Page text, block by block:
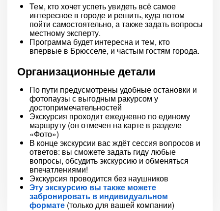
Тем, кто хочет успеть увидеть всё самое
интересное в городе и решить, куда потом
пойти самостоятельно, а также задать вопросы
местному эксперту.
Программа будет интересна и тем, кто
впервые в Брюсселе, и частым гостям города.
Организационные детали
По пути предусмотрены удобные остановки и
фотопаузы с выгодным ракурсом у
достопримечательностей
Экскурсия проходит ежедневно по единому
маршруту (он отмечен на карте в разделе
«Фото»)
В конце экскурсии вас ждёт сессия вопросов и
ответов: вы сможете задать гиду любые
вопросы, обсудить экскурсию и обменяться
впечатлениями!
Экскурсия проводится без наушников
Эту экскурсию вы также можете
забронировать в индивидуальном
формате (только для вашей компании)